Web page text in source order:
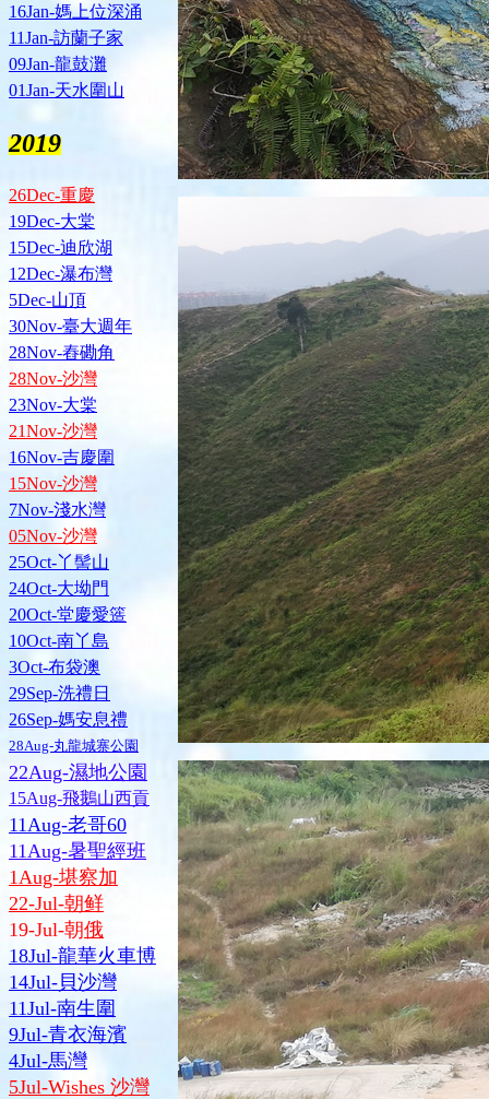
16Jan-媽上位深涌
11Jan-訪蘭子家
09Jan-龍鼓灘
01Jan-天水圍山
2019
26Dec-重慶
19Dec-大棠
15Dec-迪欣湖
12Dec-瀑布灣
5Dec-山頂
30Nov-臺大週年
28Nov-舂磡角
28Nov-沙灣
23Nov-大棠
21Nov-沙灣
16Nov-吉慶圍
15Nov-沙灣
7Nov-淺水灣
05Nov-沙灣
25Oct-丫髻山
24Oct-大坳門
20Oct-堂慶愛簉
10Oct-南丫島
3Oct-布袋澳
29Sep-洗禮日
26Sep-媽安息禮
28Aug-丸龍城寨公園
22Aug-濕地公園
15Aug-飛鵝山西貢
11Aug-老哥60
11Aug-暑聖經班
1Aug-堪察加
22-Jul-朝鲜
19-Jul-朝俄
18Jul-龍華火車博
14Jul-貝沙灣
11Jul-南生圍
9Jul-青衣海濱
4Jul-馬灣
5Jul-Wishes 沙灣